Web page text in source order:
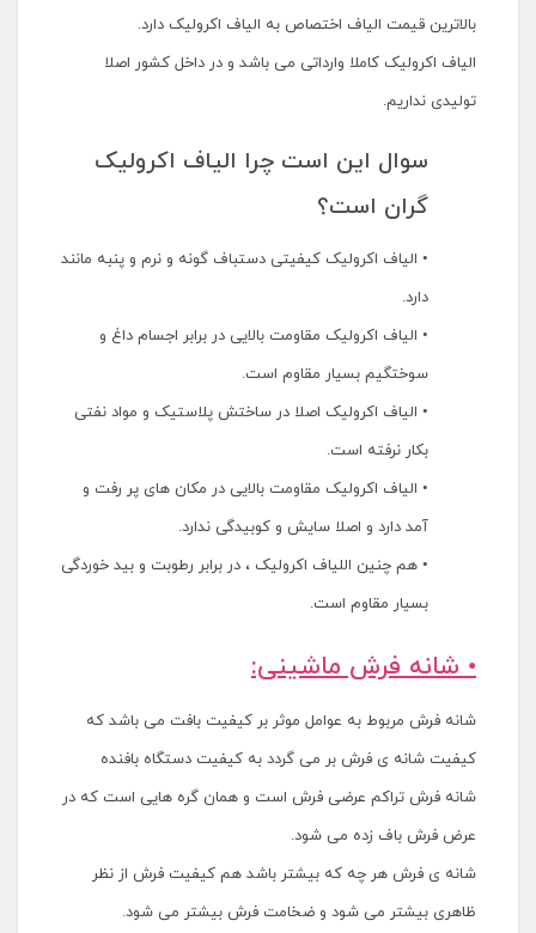
بالاترین قیمت الیاف اختصاص به الیاف اکرولیک دارد.
الیاف اکرولیک کاملا وارداتی می باشد و در داخل کشور اصلا
تولیدی نداریم.
سوال این است چرا الیاف اکرولیک
گران است؟
• الیاف اکرولیک کیفیتی دستباف گونه و نرم و پنبه مانند
دارد.
• الیاف اکرولیک مقاومت بالایی در برابر اجسام داغ و
سوختگیم بسیار مقاوم است.
• الیاف اکرولیک اصلا در ساختش پلاستیک و مواد نفتی
بکار نرفته است.
• الیاف اکرولیک مقاومت بالایی در مکان های پر رفت و
آمد دارد و اصلا سایش و کوبیدگی ندارد.
• هم چنین اللیاف اکرولیک ، در برابر رطوبت و بید خوردگی
بسیار مقاوم است.
• شانه فرش ماشینی:
شانه فرش مربوط به عوامل موثر بر کیفیت بافت می باشد که
کیفیت شانه ی فرش بر می گردد به کیفیت دستگاه بافنده
شانه فرش تراکم عرضی فرش است و همان گره هایی است که در
عرض فرش باف زده می شود.
شانه ی فرش هر چه که بیشتر باشد هم کیفیت فرش از نظر
ظاهری بیشتر می شود و ضخامت فرش بیشتر می شود.